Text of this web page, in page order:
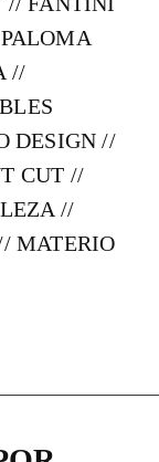
//
DESIGN //
CUT //
//
MATERIO